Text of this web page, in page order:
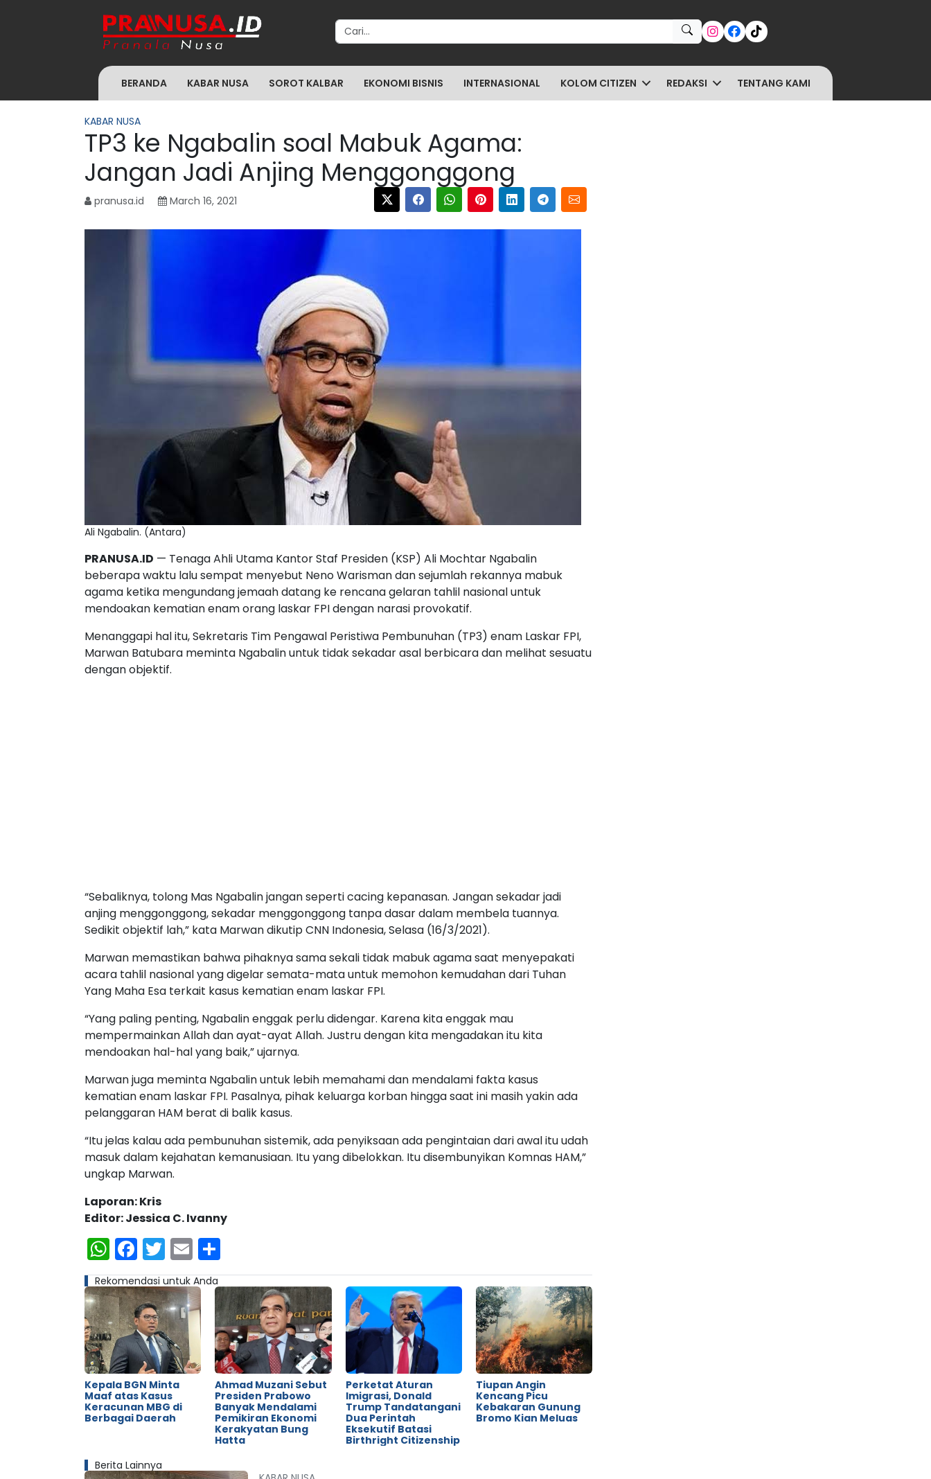
Search for:
BERANDA KABAR NUSA SOROT KALBAR EKONOMI BISNIS INTERNASIONAL KOLOM CITIZEN REDAKSI TENTANG KAMI
KABAR NUSA
TP3 ke Ngabalin soal Mabuk Agama:
Jangan Jadi Anjing Menggonggong
pranusa.id March 16, 2021
Ali Ngabalin. (Antara)
PRANUSA.ID — Tenaga Ahli Utama Kantor Staf Presiden (KSP) Ali Mochtar Ngabalin
beberapa waktu lalu sempat menyebut Neno Warisman dan sejumlah rekannya mabuk
agama ketika mengundang jemaah datang ke rencana gelaran tahlil nasional untuk
mendoakan kematian enam orang laskar FPI dengan narasi provokatif.
Menanggapi hal itu, Sekretaris Tim Pengawal Peristiwa Pembunuhan (TP3) enam Laskar FPI,
Marwan Batubara meminta Ngabalin untuk tidak sekadar asal berbicara dan melihat sesuatu
dengan objektif.
“Sebaliknya, tolong Mas Ngabalin jangan seperti cacing kepanasan. Jangan sekadar jadi
anjing menggonggong, sekadar menggonggong tanpa dasar dalam membela tuannya.
Sedikit objektif lah,” kata Marwan dikutip CNN Indonesia, Selasa (16/3/2021).
Marwan memastikan bahwa pihaknya sama sekali tidak mabuk agama saat menyepakati
acara tahlil nasional yang digelar semata-mata untuk memohon kemudahan dari Tuhan
Yang Maha Esa terkait kasus kematian enam laskar FPI.
“Yang paling penting, Ngabalin enggak perlu didengar. Karena kita enggak mau
mempermainkan Allah dan ayat-ayat Allah. Justru dengan kita mengadakan itu kita
mendoakan hal-hal yang baik,” ujarnya.
Marwan juga meminta Ngabalin untuk lebih memahami dan mendalami fakta kasus
kematian enam laskar FPI. Pasalnya, pihak keluarga korban hingga saat ini masih yakin ada
pelanggaran HAM berat di balik kasus.
“Itu jelas kalau ada pembunuhan sistemik, ada penyiksaan ada pengintaian dari awal itu udah
masuk dalam kejahatan kemanusiaan. Itu yang dibelokkan. Itu disembunyikan Komnas HAM,”
ungkap Marwan.
Laporan: Kris
Editor: Jessica C. Ivanny
WhatsApp
Facebook
Twitter
Email
Rekomendasi untuk Anda
Kepala BGN Minta
Maaf atas Kasus
Keracunan MBG di
Berbagai Daerah
Ahmad Muzani Sebut
Presiden Prabowo
Banyak Mendalami
Pemikiran Ekonomi
Kerakyatan Bung
Hatta
Perketat Aturan
Imigrasi, Donald
Trump Tandatangani
Dua Perintah
Eksekutif Batasi
Birthright Citizenship
Tiupan Angin
Kencang Picu
Kebakaran Gunung
Bromo Kian Meluas
Berita Lainnya